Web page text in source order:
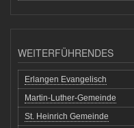
WEITERFÜHRENDES
Erlangen Evangelisch
Martin-Luther-Gemeinde
St. Heinrich Gemeinde